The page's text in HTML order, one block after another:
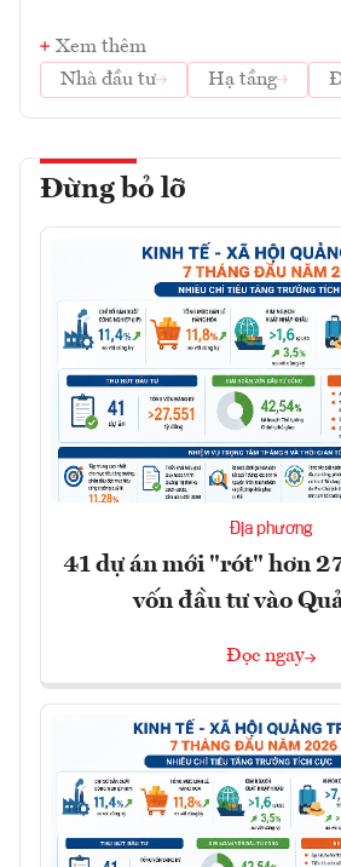
Xem thêm
Nhà đầu tư
Hạ tầng
Đừng bỏ lỡ
Địa phương
41 dự án mới "rót" hơn
vốn đầu tư vào
Đọc ngay